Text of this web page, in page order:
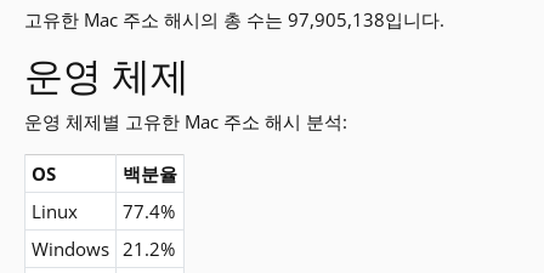
고유한 Mac 주소 해시의 총 수는 97,905,138입니다.
운영 체제
운영 체제별 고유한 Mac 주소 해시 분석:
OS
백분율
Linux
77.4%
Windows 21.2%